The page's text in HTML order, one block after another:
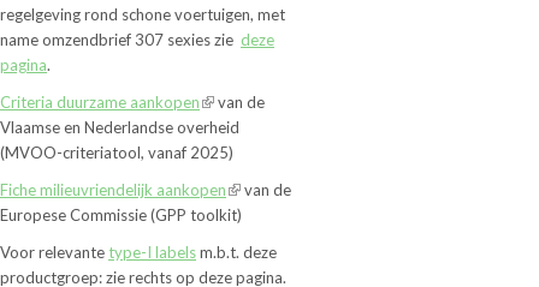
regelgeving rond schone voertuigen, met
name omzendbrief 307 sexies zie deze
pagina.
Criteria duurzame aankopen
van de
Vlaamse en Nederlandse overheid
(MVOO-criteriatool, vanaf 2025)
Fiche milieuvriendelijk aankopen
van de
Europese Commissie (GPP toolkit)
Voor relevante type-I labelsm.b.t. deze
productgroep: zie rechts op deze pagina.